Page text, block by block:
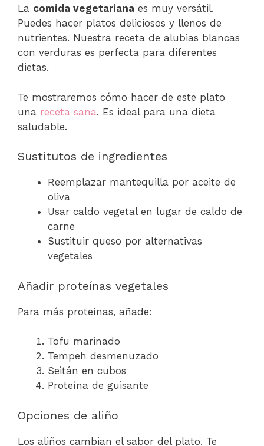
La comida vegetariana es muy versátil.
Puedes hacer platos deliciosos y llenos de
nutrientes. Nuestra receta de alubias blancas
con verduras es perfecta para diferentes
dietas.
Te mostraremos cómo hacer de este plato
una receta sana. Es ideal para una dieta
saludable.
Sustitutos de ingredientes
Reemplazar mantequilla por aceite de
oliva
Usar caldo vegetal en lugar de caldo de
carne
Sustituir queso por alternativas
vegetales
Añadir proteínas vegetales
Para más proteínas, añade:
Tofu marinado
Tempeh desmenuzado
Seitán en cubos
Proteína de guisante
Opciones de aliño
Los aliños cambian el sabor del plato. Te